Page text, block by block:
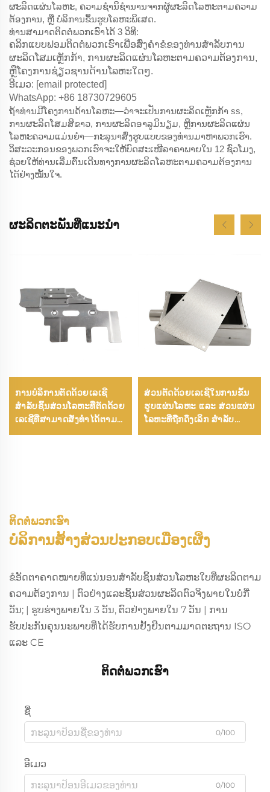
ຜະລິດແຜ່ນໂລຫະ, ຄວາມຊຳນິຊຳນານຈາກຜູ້ຜະລິດໂລຫະຕາມຄວາມ
ຕ້ອງການ, ຫຼື ບໍລິການຂຶ້ນຮູບໂລຫະພິເສດ.
ທ່ານສາມາດຕິດຕໍ່ພວກເຮົາໄດ້ 3 ວິທີ:
ຄລິກແບບຟອມຕິດຕໍ່ພວກເຮົາເພື່ອສົ່ງຄໍາຂໍຂອງທ່ານສໍາລັບການ
ຜະລິດໂສມເຫຼັກກ້າ, ການຜະລິດແຜ່ນໂລຫະຕາມຄວາມຕ້ອງການ,
ຫຼືໂຄງການຊ່ຽວຊານດ້ານໂລຫະໃດໆ.
ອີເມວ: [email protected]
WhatsApp: +86 18730729605
ຖ້າທ່ານມີໂຄງການດ້ານໂລຫະ—ວ່າຈະເປັນການຜະລິດເຫຼັກກ້າ ss,
ການຜະລິດໂສມສີຂາວ, ການຜະລິດອາລູມິນຽມ, ຫຼືການຜະລິດແຜ່ນ
ໂລຫະຄວາມແມ່ນຍໍາ—ກະລຸນາສົ່ງຮູບແບບຂອງທ່ານມາຫາພວກເຮົາ.
ວິສະວະກອນຂອງພວກເຮົາຈະໃຫ້ບົດສະເໜີລາຄາພາຍໃນ 12 ຊົ່ວໂມງ,
ຊ່ວຍໃຫ້ທ່ານເລີ່ມຕົ້ນເດີນທາງການຜະລິດໂລຫະຕາມຄວາມຕ້ອງການ
ໄດ້ຢ່າງໝັ້ນໃຈ.
ຜະລິດຕະພັນທີ່ແນະນຳ
ການບໍລິການຕັດດ້ວຍເລເຊີ
ສຳລັບຊິ້ນສ່ວນໂລຫະທີ່ຕັດດ້ວຍ
ເລເຊີທີ່ສາມາດສັ່ງທຳໄດ້ຕາມ
ຄວາມຕ້ອງການ
ສ່ວນຕັດດ້ວຍເລເຊີໃນການຂຶ້ນ
ຮູບແຜ່ນໂລຫະ ແລະ ສ່ວນແຜ່ນ
ໂລຫະທີ່ຖືກດຶງເລິກ ສໍາລັບ
ຄວາມຕ້ອງການການຜະລິດ
ຕິດຕໍ່ພວກເຮົາ
ບໍລິການສ້າງສ່ວນປະກອບເມືອງເຜິ່ງ
ຂໍອັດຕາຄາດໝາຍທີ່ແນ່ນອນສຳລັບຊິ້ນສ່ວນໂລຫະໃບທີ່ຜະລິດຕາມ
ຄວາມຕ້ອງການ | ຕົວຢ່າງແລະຊິ້ນສ່ວນຜະລິດຕົວຈິງພາຍໃນບໍ່ກີ່
ວັນ; | ຮູບຮ່າງພາຍໃນ 3 ວັນ, ຕົວຢ່າງພາຍໃນ 7 ວັນ | ການ
ຮັບປະກັນຄຸນນະພາບທີ່ໄດ້ຮັບການຢັ້ງຢືນຕາມມາດຕະຖານ ISO
ແລະ CE
ຕິດຕໍ່ພວກເຮົາ
ຊື່
0/100
ອີເມວ
0/100